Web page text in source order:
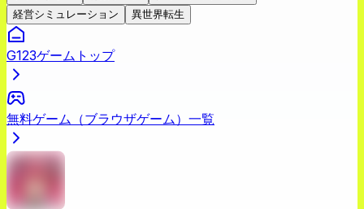
経営シミュレーション
異世界転生
G123ゲームトップ
無料ゲーム（ブラウザゲーム）一覧